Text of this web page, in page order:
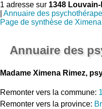
1 adresse sur 1348
Annuaire des
Page de synthèse de
Annuaire des
Madame Ximena Rimez,
Remonter vers la commune:
Remonter vers la province: